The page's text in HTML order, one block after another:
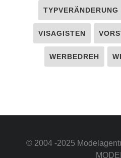
TYPVERÄNDERUNG
VISAGISTEN
WERBEDREH
© 2004 -2025